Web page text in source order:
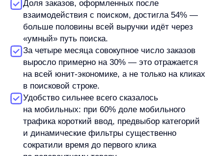
Важно, что решения работают «в связке»: поиск
приводит к точному подбору и прогревает интерес,
рекомендации аккуратно увеличивают средний чек
и страхуют от ухода, если первая позиция
не зашла. Мы поддержали это аналитикой
и «развернули» отчётность так, чтобы команде «33
комода» было видно вклад каждого сценария без
серых зон.
Что получилось у «33 комода»
вместе с any
Быстрый старт:внедрение AnyQuery
и AnyRecs по API заняло около недели.